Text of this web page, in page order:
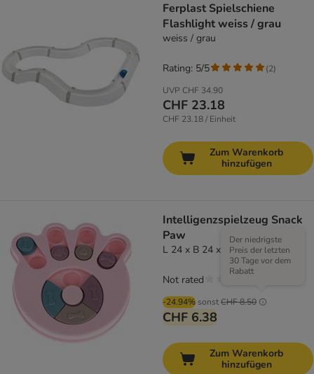
Ferplast Spielschiene
Flashlight weiss / grau
weiss / grau
UVP CHF 34.90
CHF 23.18
CHF 23.18 / Einheit
Rating: 5/5 (2)
Zum Warenkorb
hinzufügen
Intelligenzspielzeug Snack
Paw
L 24 x B 24 x H 3,2 cm
-24.94% sonstCHF 8.50
Der niedrigste
Preis der letzten
30 Tage vor dem
Rabatt
CHF 6.38
Not rated
Zum Warenkorb
hinzufügen